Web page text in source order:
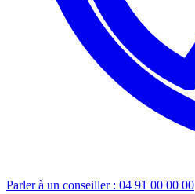
Parler à un conseiller : 04 91 00 00 00